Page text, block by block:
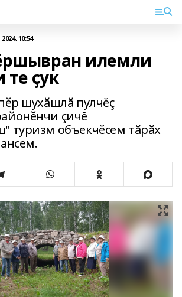
10:54
илемли
те ҫук
шухӑшлӑ пулчĕç
çичĕ
туризм объекчӗсем тӑрӑх